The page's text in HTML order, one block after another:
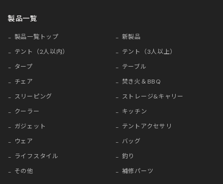
製品一覧
製品一覧トップ
新製品
テント（2人以内）
テント（3人以上）
タープ
テーブル
チェア
焚き火＆BBQ
スリーピング
ストレージ&キャリー
クーラー
キッチン
ガジェット
テントアクセサリ
ウェア
バッグ
ライフスタイル
釣り
その他
補修パーツ